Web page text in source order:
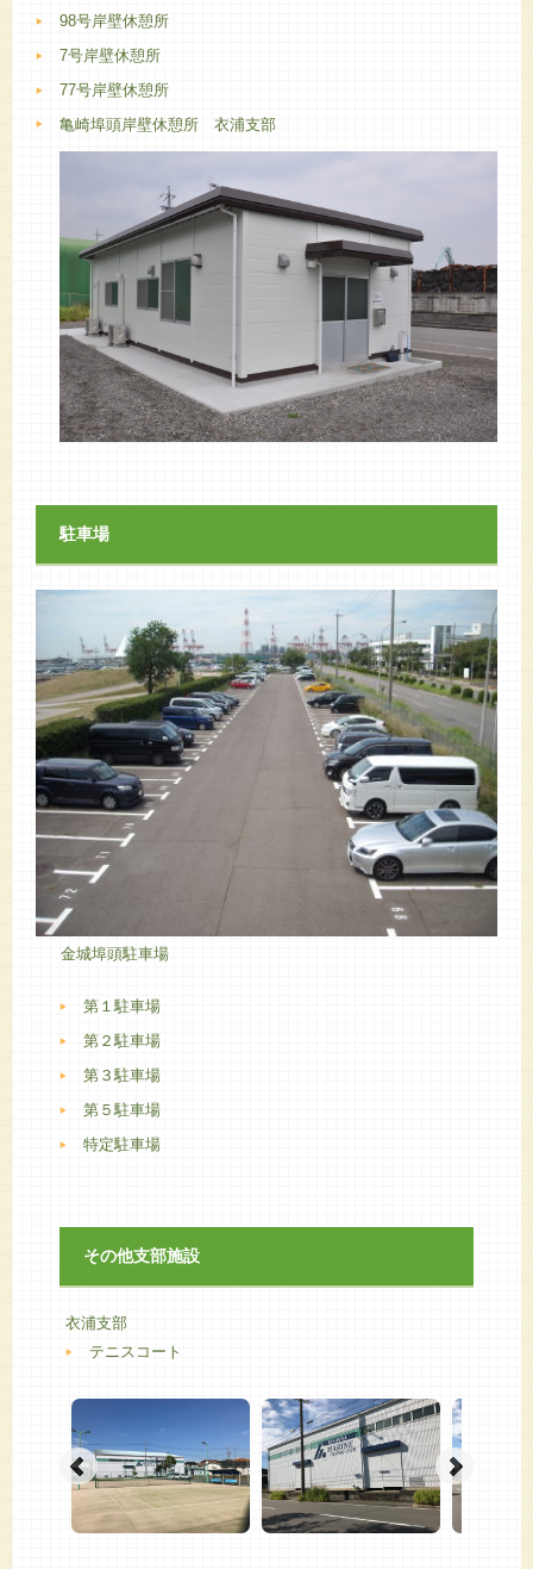
98号岸壁休憩所
7号岸壁休憩所
77号岸壁休憩所
亀崎埠頭岸壁休憩所 衣浦支部
駐車場
金城埠頭駐車場
第１駐車場
第２駐車場
第３駐車場
第５駐車場
特定駐車場
その他支部施設
衣浦支部
テニスコート